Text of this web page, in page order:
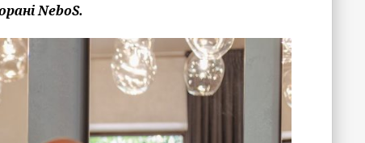
NeboS.